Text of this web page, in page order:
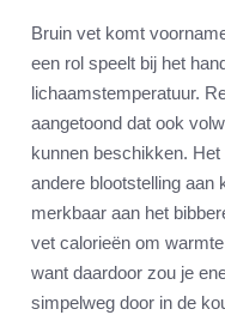
Bruin vet komt
een rol speelt bij het
lichaamstemperatuur.
aangetoond dat ook
kunnen beschikken.
andere blootstelling aan
merkbaar aan het
vet calorieën om
want daardoor zou je
simpelweg door in de